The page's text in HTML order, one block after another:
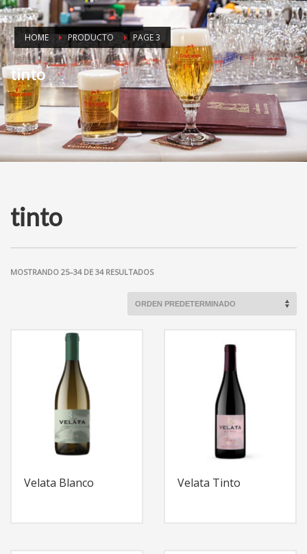
HOME PRODUCTO PAGE 3
tinto
tinto
MOSTRANDO 25–34 DE 34 RESULTADOS
Velata Blanco Velata Tinto